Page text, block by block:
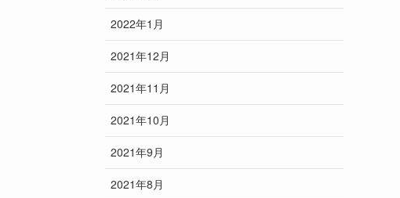
2022年1月
2021年12月
2021年11月
2021年10月
2021年9月
2021年8月